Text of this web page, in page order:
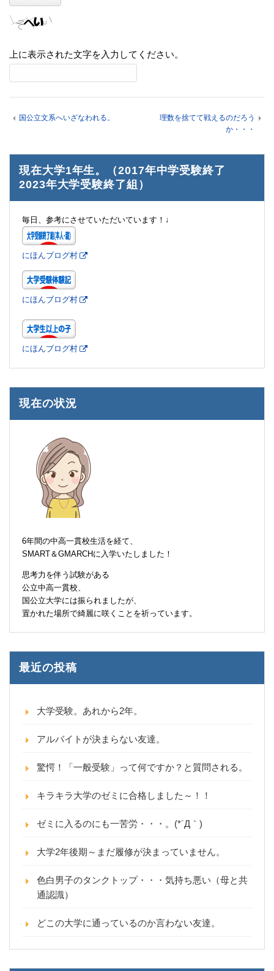
上に表示された文字を入力してください。
国公立文系へいざなわれる。
理数を捨てて戦えるのだろう
か・・・
現在大学1年生。（2017年中学受験終了
2023年大学受験終了組）
毎日、参考にさせていただいています！↓
にほんブログ村
にほんブログ村
にほんブログ村
現在の状況
6年間の中高一貫校生活を経て、
SMART＆GMARCHに入学いたしました！
思考力を伴う試験がある
公立中高一貫校、
国公立大学には振られましたが、
置かれた場所で綺麗に咲くことを祈っています。
最近の投稿
大学受験。あれから2年。
アルバイトが決まらない友達。
驚愕！「一般受験」って何ですか？と質問される。
キラキラ大学のゼミに合格しました～！！
ゼミに入るのにも一苦労・・・。(*´Д｀)
大学2年後期～まだ履修が決まっていません。
色白男子のタンクトップ・・・気持ち悪い（母と共
通認識）
どこの大学に通っているのか言わない友達。